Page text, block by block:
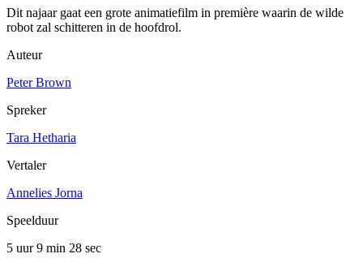
Dit najaar gaat een grote animatiefilm in première waarin de wilde
robot zal schitteren in de hoofdrol.
Auteur
Peter Brown
Spreker
Tara Hetharia
Vertaler
Annelies Jorna
Speelduur
5 uur 9 min 28 sec